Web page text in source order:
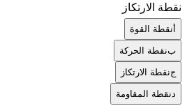
نقطة الارتكاز
نقطة القوة
بنقطة الحركة
جنقطة الارتكاز
نقطة المقاومة